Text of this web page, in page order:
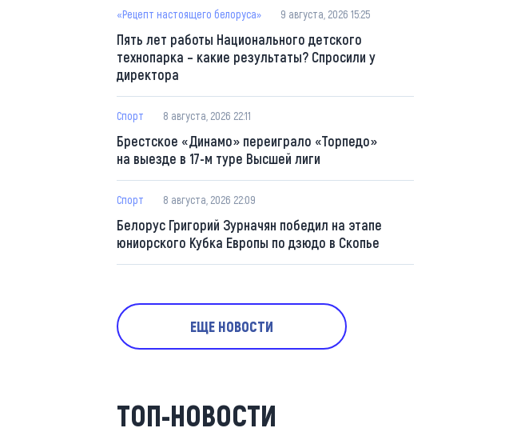
«Рецепт настоящего белоруса» 9 августа, 2026 15:25
Пять лет работы Национального детского
технопарка – какие результаты? Спросили у
директора
Спорт 8 августа, 2026 22:11
Брестское «Динамо» переиграло «Торпедо»
на выезде в 17-м туре Высшей лиги
Спорт 8 августа, 2026 22:09
Белорус Григорий Зурначян победил на этапе
юниорского Кубка Европы по дзюдо в Скопье
ЕЩЕ НОВОСТИ
ТОП-НОВОСТИ